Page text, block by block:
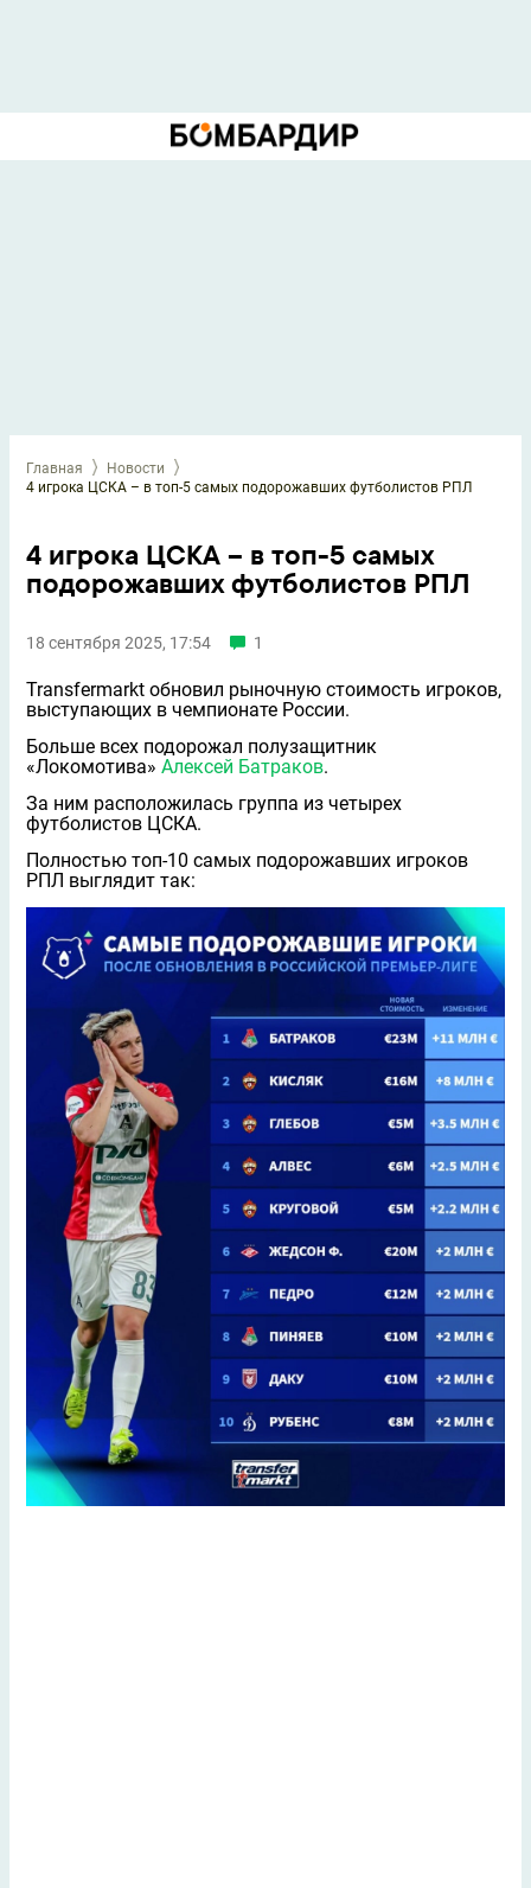
Главная
Новости
4 игрока ЦСКА – в топ-5 самых подорожавших футболистов РПЛ
4 игрока ЦСКА – в топ-5 самых
подорожавших футболистов РПЛ
18 сентября 2025, 17:54 1
Transfermarkt обновил рыночную стоимость игроков,
выступающих в чемпионате России.
Больше всех подорожал полузащитник
«Локомотива» Алексей Батраков.
За ним расположилась группа из четырех
футболистов ЦСКА.
Полностью топ-10 самых подорожавших игроков
РПЛ выглядит так: